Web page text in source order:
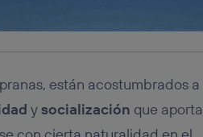
están acostumbrados a
ysocialización que aporta